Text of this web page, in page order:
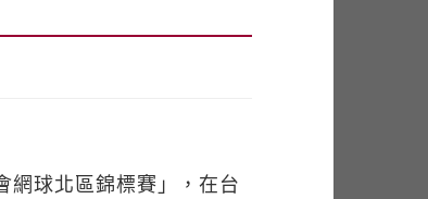
網球北區錦標賽」，在台